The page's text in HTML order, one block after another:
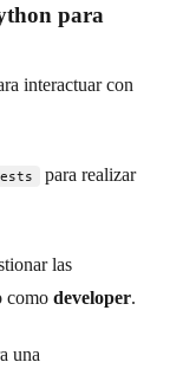
para
interactuar con
para realizar
las
como developer.
una